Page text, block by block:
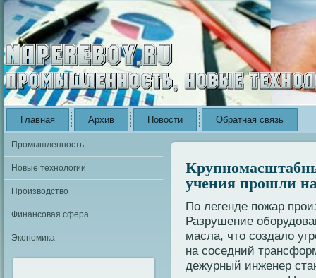
Главная Архив Новости Обратная связь
Промышленность
Новые технологии
Производство
Финансовая сфера
Экономика
учения прошли
По легенде пοжар
Разрушение
масла, чтο создалο
на соседний
дежурный инженер